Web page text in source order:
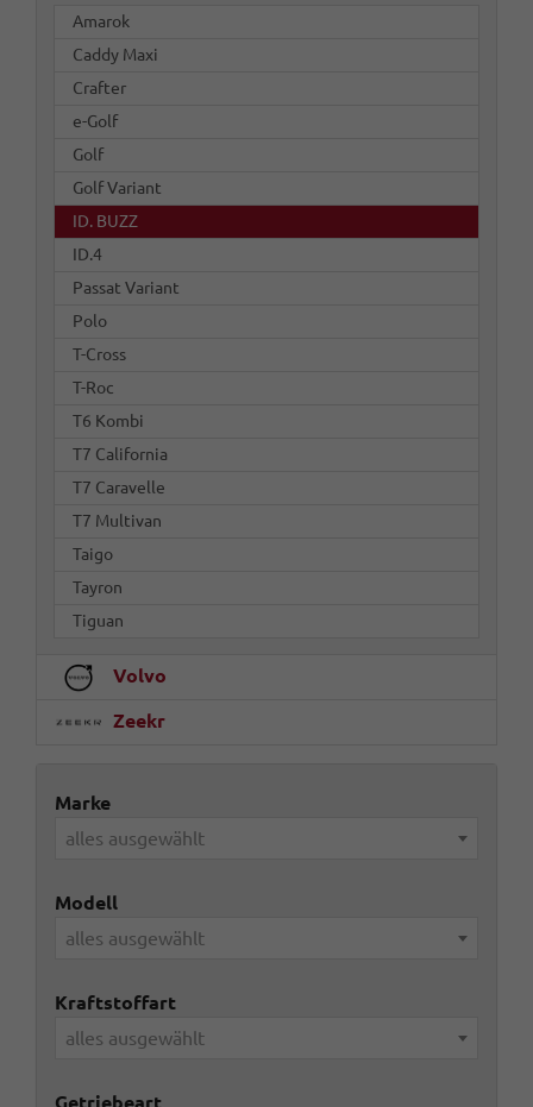
Amarok
Caddy Maxi
Crafter
e-Golf
Golf
Golf Variant
ID. BUZZ
ID.4
Passat Variant
Polo
T-Cross
T-Roc
T6 Kombi
T7 California
T7 Caravelle
T7 Multivan
Taigo
Tayron
Tiguan
Volvo
Zeekr
Marke
alles ausgewählt
Modell
alles ausgewählt
Kraftstoffart
alles ausgewählt
Getriebeart